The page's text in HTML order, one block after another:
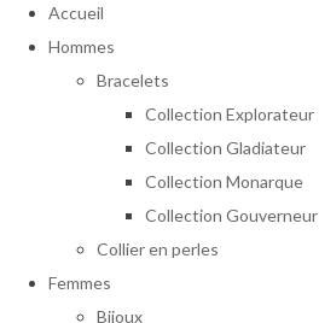
Accueil
Hommes
Bracelets
Collection Explorateur
Collection Gladiateur
Collection Monarque
Collection Gouverneur
Collier en perles
Femmes
Bijoux